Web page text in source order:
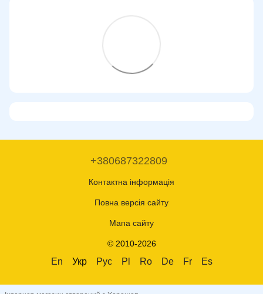
+380687322809
Контактна інформація
Повна версія сайту
Мапа сайту
© 2010-2026
En Укр Рус Pl Ro De Fr Es